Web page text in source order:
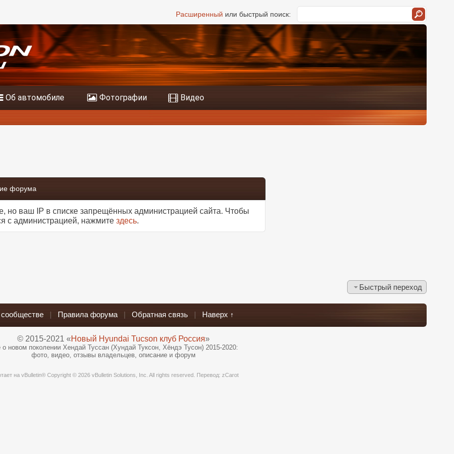
Расширенный или быстрый поиск:
Об автомобиле Фотографии Видео
форума
но ваш IP в списке запрещённых администрацией сайта. Чтобы
с администрацией, нажмите здесь.
Быстрый переход
| Правила форума | Обратная связь | Наверх ↑
© 2015-2021 «Новый Hyundai Tucson клуб Россия»
о новом поколении Хендай Туссан (Хундай Туксон, Хёндэ Тусон) 2015-2020:
фото, видео, отзывы владельцев, описание и форум
на vBulletin® Copyright © 2026 vBulletin Solutions, Inc. All rights reserved. Перевод: zCarot